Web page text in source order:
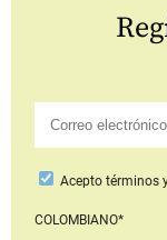
Aceptotérminos
COLOMBIANO*